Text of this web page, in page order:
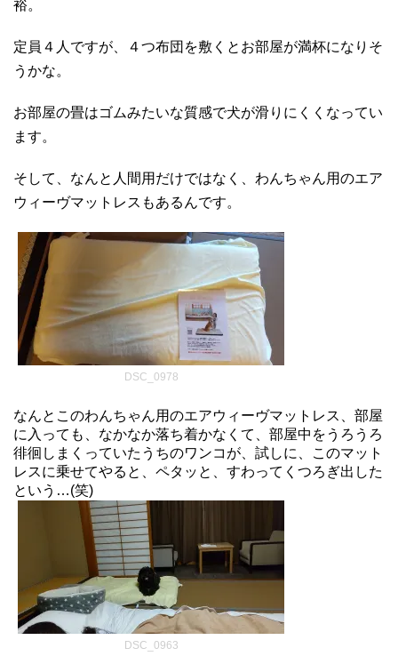
裕。
定員４人ですが、４つ布団を敷くとお部屋が満杯になりそ
うかな。
お部屋の畳はゴムみたいな質感で犬が滑りにくくなってい
ます。
そして、なんと人間用だけではなく、わんちゃん用のエア
ウィーヴマットレスもあるんです。
DSC_0978
なんとこのわんちゃん用のエアウィーヴマットレス、部屋
に入っても、なかなか落ち着かなくて、部屋中をうろうろ
徘徊しまくっていたうちのワンコが、試しに、このマット
レスに乗せてやると、ペタッと、すわってくつろぎ出した
という…(笑)
DSC_0963